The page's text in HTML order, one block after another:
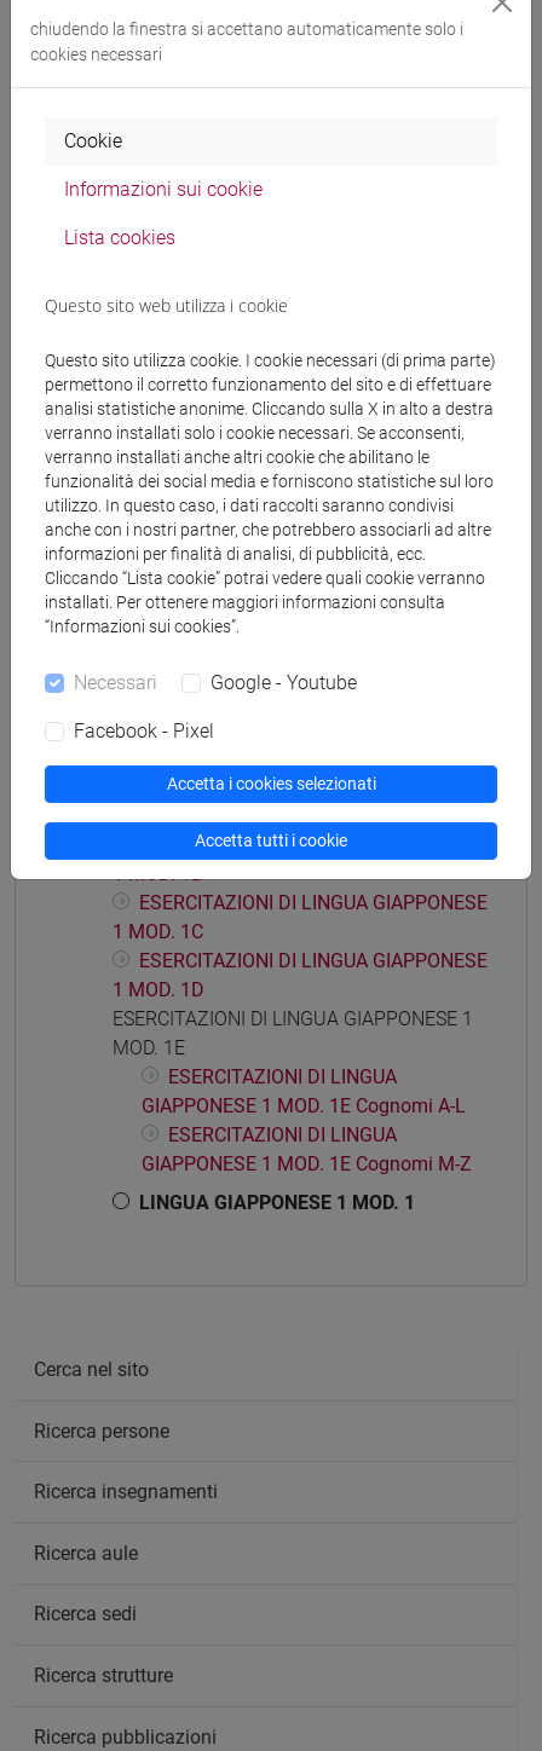
Materiali su Moodle
ETNOLOGIA, ETNOLINGUISTICA - Laurea
DELL'AFRICA MEDITERRANEA - Laurea
magistrale (DM270)
giappone
Mutua da
LINGUA GIAPPONESE 1 MOD. 1 [LM004N]
Struttura generale dell'insegnamento
ESERCITAZIONI DI LINGUA GIAPPONESE
ESERCITAZIONI DI LINGUA GIAPPONESE
1 MOD. 1B
ESERCITAZIONI DI LINGUA GIAPPONESE
1 MOD. 1C
ESERCITAZIONI DI LINGUA GIAPPONESE
1 MOD. 1D
ESERCITAZIONI DI LINGUA GIAPPONESE 1
MOD. 1E
ESERCITAZIONI DI LINGUA
GIAPPONESE 1 MOD. 1E Cognomi A-L
ESERCITAZIONI DI LINGUA
GIAPPONESE 1 MOD. 1E Cognomi M-Z
LINGUA GIAPPONESE 1 MOD. 1
Cerca nel sito
Ricerca persone
Ricerca insegnamenti
Ricerca aule
Ricerca sedi
Ricerca strutture
Ricerca pubblicazioni
chiudendo la finestra si accettano automaticamente solo i
cookies necessari
Cookie
Informazioni sui cookie
Lista cookies
Questo sito web utilizza i cookie
Questo sito utilizza cookie. I cookie necessari (di prima parte)
permettono il corretto funzionamento del sito e di effettuare
analisi statistiche anonime. Cliccando sulla X in alto a destra
verranno installati solo i cookie necessari. Se acconsenti,
verranno installati anche altri cookie che abilitano le
funzionalità dei social media e forniscono statistiche sul loro
utilizzo. In questo caso, i dati raccolti saranno condivisi
anche con i nostri partner, che potrebbero associarli ad altre
informazioni per finalità di analisi, di pubblicità, ecc.
Cliccando “Lista cookie” potrai vedere quali cookie verranno
installati. Per ottenere maggiori informazioni consulta
“Informazioni sui cookies”.
Necessari Google - Youtube
Facebook - Pixel
Accetta i cookies selezionati
Accetta tutti i cookie